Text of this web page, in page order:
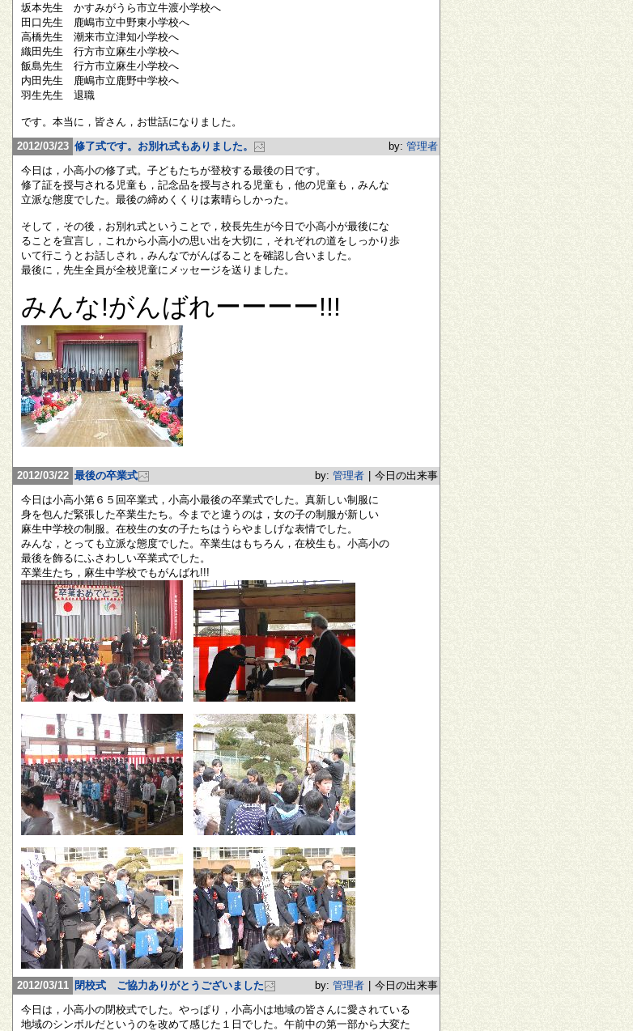
坂本先生 かすみがうら市立牛渡小学校へ
田口先生 鹿嶋市立中野東小学校へ
高橋先生 潮来市立津知小学校へ
織田先生 行方市立麻生小学校へ
飯島先生 行方市立麻生小学校へ
内田先生 鹿嶋市立鹿野中学校へ
羽生先生 退職
です。本当に，皆さん，お世話になりました。
2012/03/23 修了式です。お別れ式もありました。 by: 管理者
今日は，小高小の修了式。子どもたちが登校する最後の日です。
修了証を授与される児童も，記念品を授与される児童も，他の児童も，みんな
立派な態度でした。最後の締めくくりは素晴らしかった。
そして，その後，お別れ式ということで，校長先生が今日で小高小が最後にな
ることを宣言し，これから小高小の思い出を大切に，それぞれの道をしっかり歩
いて行こうとお話しされ，みんなでがんばることを確認し合いました。
最後に，先生全員が全校児童にメッセージを送りました。
みんな!がんばれーーーー!!!
2012/03/22 最後の卒業式 by: 管理者
今日の出来事
今日は小高小第６５回卒業式，小高小最後の卒業式でした。真新しい制服に
身を包んだ緊張した卒業生たち。今までと違うのは，女の子の制服が新しい
麻生中学校の制服。在校生の女の子たちはうらやましげな表情でした。
みんな，とっても立派な態度でした。卒業生はもちろん，在校生も。小高小の
最後を飾るにふさわしい卒業式でした。
卒業生たち，麻生中学校でもがんばれ!!!
2012/03/11 閉校式 ご協力ありがとうございました by: 管理者
今日の出来事
今日は，小高小の閉校式でした。やっぱり，小高小は地域の皆さんに愛されている
地域のシンボルだというのを改めて感じた１日でした。午前中の第一部から大変た